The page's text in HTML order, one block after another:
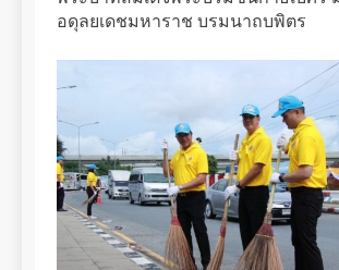
อดุลยเดชมหาราช บรมนาถบพิตร